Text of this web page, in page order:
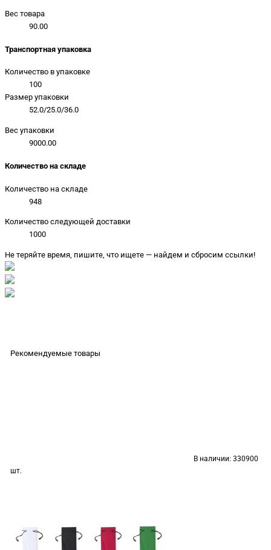
Вес товара
90.00
Транспортная упаковка
Количество в упаковке
100
Размер упаковки
52.0/25.0/36.0
Вес упаковки
9000.00
Количество на складе
Количество на складе
948
Количество следующей доставки
1000
Не теряйте время, пишите, что ищете — найдем и сбросим ссылки!
Рекомендуемые товары
В наличии: 330900
шт.